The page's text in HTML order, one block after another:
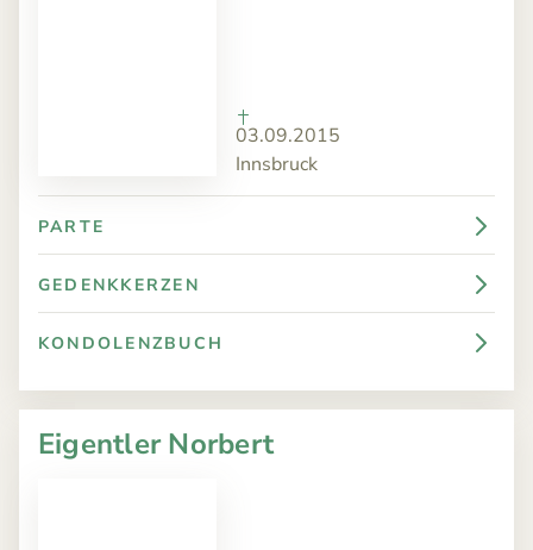
03.09.2015
Innsbruck
PARTE
GEDENKKERZEN
KONDOLENZBUCH
Eigentler Norbert